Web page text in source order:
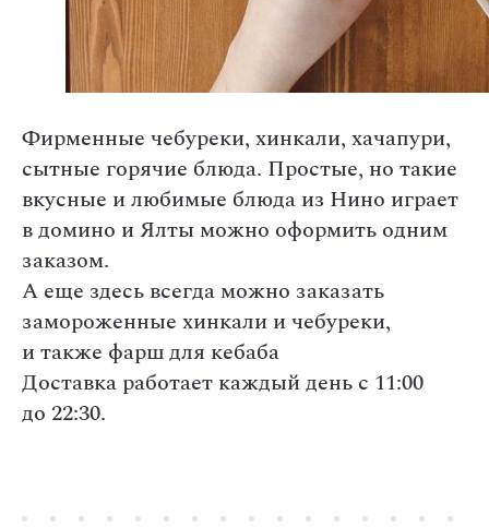
Фирменные чебуреки, хинкали, хачапури,
сытные горячие блюда. Простые, но такие
вкусные и любимые блюда из Нино играет
в домино и Ялты можно оформить одним
заказом.
А еще здесь всегда можно заказать
замороженные хинкали и чебуреки,
и также фарш для кебаба
Доставка работает каждый день с 11:00
до 22:30.